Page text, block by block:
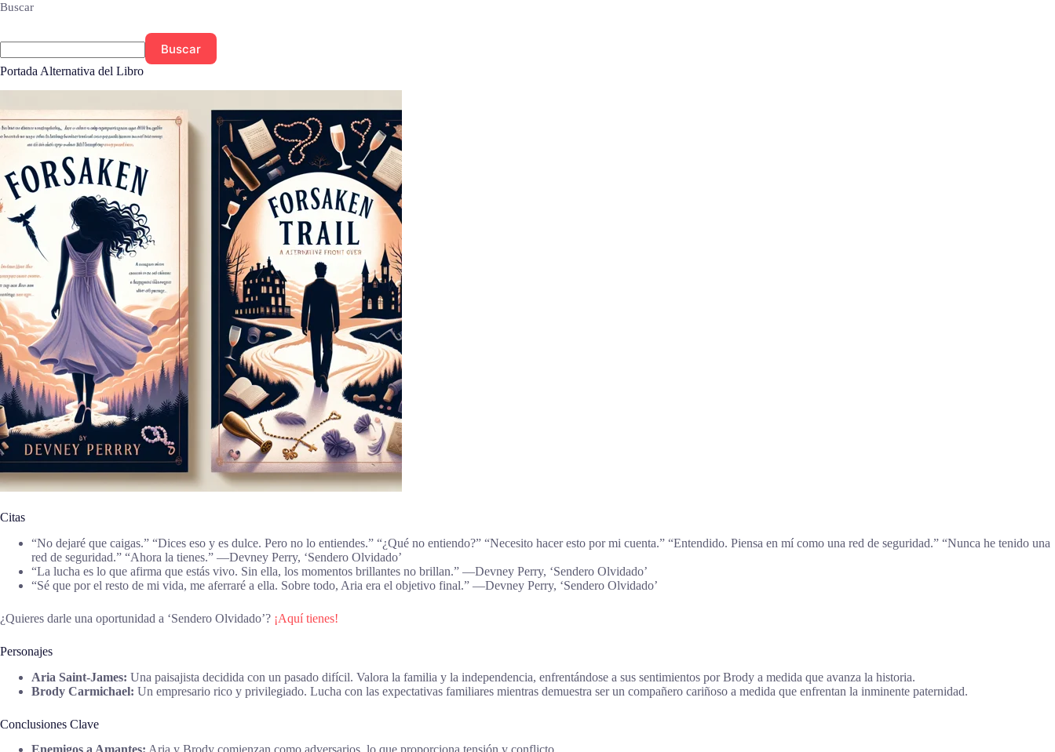
Buscar
Buscar
Portada Alternativa del Libro
Citas
“No dejaré que caigas.” “Dices eso y es dulce. Pero no lo entiendes.” “¿Qué no entiendo?” “Necesito hacer esto por mi cuenta.” “Entendido. Piensa en mí como una red de seguridad.” “Nunca he tenido una
red de seguridad.” “Ahora la tienes.” ―Devney Perry, ‘Sendero Olvidado’
“La lucha es lo que afirma que estás vivo. Sin ella, los momentos brillantes no brillan.” ―Devney Perry, ‘Sendero Olvidado’
“Sé que por el resto de mi vida, me aferraré a ella. Sobre todo, Aria era el objetivo final.” ―Devney Perry, ‘Sendero Olvidado’
¿Quieres darle una oportunidad a ‘Sendero Olvidado’? ¡Aquí tienes!
Personajes
Aria Saint-James: Una paisajista decidida con un pasado difícil. Valora la familia y la independencia, enfrentándose a sus sentimientos por Brody a medida que avanza la historia.
Brody Carmichael: Un empresario rico y privilegiado. Lucha con las expectativas familiares mientras demuestra ser un compañero cariñoso a medida que enfrentan la inminente paternidad.
Conclusiones Clave